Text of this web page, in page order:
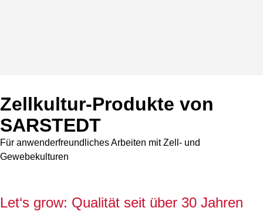
Zellkultur-Produkte von
SARSTEDT
Für anwenderfreundliches Arbeiten mit Zell- und
Gewebekulturen
Let‘s grow: Qualität seit über 30 Jahren